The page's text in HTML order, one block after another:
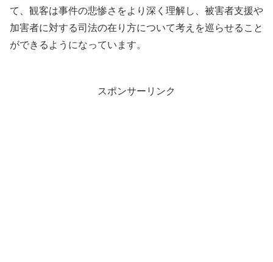
て、観客は事件の悲惨さをより深く理解し、被害者支援や
加害者に対する司法の在り方について考えを巡らせること
ができるようになっています。
スポンサーリンク